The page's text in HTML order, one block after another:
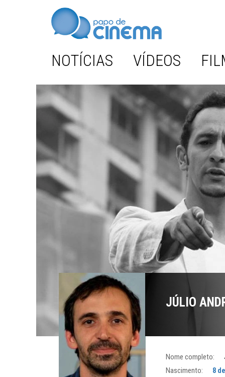
NOTÍCIAS VÍDEOS
JÚLIO
Nome completo:
Nascimento: 8